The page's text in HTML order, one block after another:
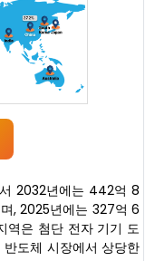
2032년에는 442억 8
, 2025년에는 327억 6
역은 첨단 전자 기기 도
도체 시장에서 상당한